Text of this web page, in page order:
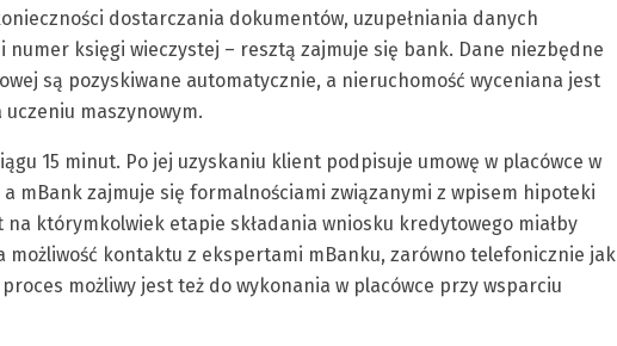
dostarczania dokumentów, uzupełniania danych
numer księgi wieczystej – resztą zajmuje się bank. Dane niezbędne
są pozyskiwane automatycznie, a nieruchomość wyceniana jest
maszynowym.
15 minut. Po jej uzyskaniu klient podpisuje umowę w placówce w
mBank zajmuje się formalnościami związanymi z wpisem hipoteki
na którymkolwiek etapie składania wniosku kredytowego miałby
możliwość kontaktu z ekspertami mBanku, zarówno telefonicznie jak
możliwy jest też do wykonania w placówce przy wsparciu